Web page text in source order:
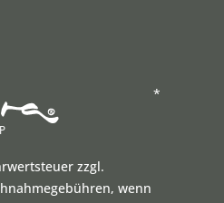
*
zzgl.
wenn